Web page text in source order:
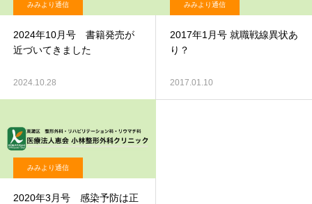
みみより通信
2024年10月号 書籍発売が
近づいてきました
2024.10.28
みみより通信
2017年1月号 就職戦線異状あ
り？
2017.01.10
みみより通信
2020年3月号 感染予防は正